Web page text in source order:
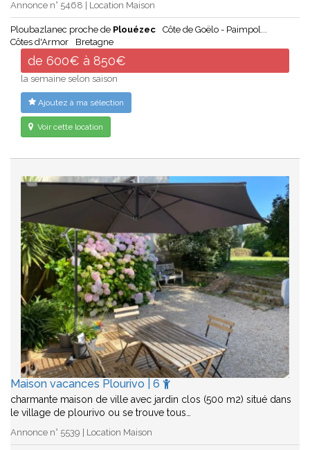
Annonce n° 5468 | Location Maison
Ploubazlanec proche de Plouézec
Côte de Goëlo - Paimpol...
Côtes d'Armor
Bretagne
de 600€ à 850€
la semaine selon saison
Ajoutez à ma sélection
Voir cette location
Maison vacances Plourivo | 6
charmante maison de ville avec jardin clos (500 m2) situé dans
le village de plourivo ou se trouve tous…
Annonce n° 5539 | Location Maison